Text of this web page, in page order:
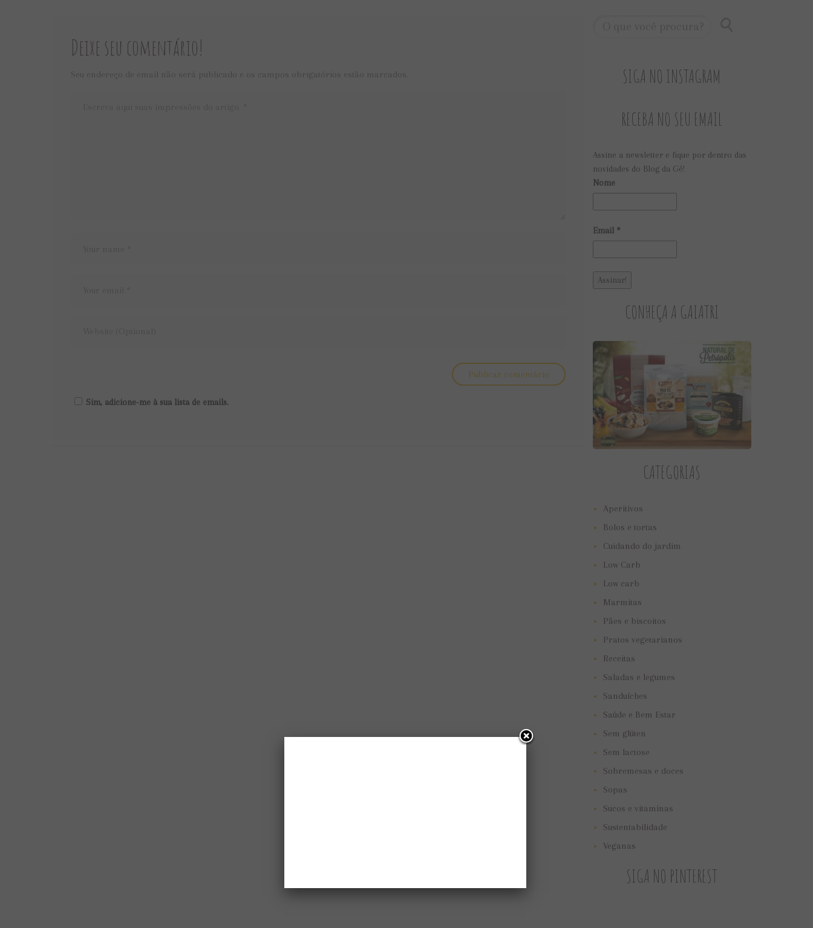
Deixe seu comentário!
Seu endereço de email não será publicado e os campos obrigatórios estão marcados.
Sim, adicione-me à sua lista de emails.
SIGA NO INSTAGRAM
RECEBA NO SEU EMAIL
Assine a newsletter e fique por dentro das
novidades do Blog da Gê!
Nome
Email *
CONHEÇA A GAIATRI
CATEGORIAS
Aperitivos
Bolos e tortas
Cuidando do jardim
Low Carb
Low carb
Marmitas
Pães e biscoitos
Pratos vegetarianos
Receitas
Saladas e legumes
Sanduíches
Saúde e Bem Estar
Sem glúten
Sem lactose
Sobremesas e doces
Sopas
Sucos e vitaminas
Sustentabilidade
Veganas
SIGA NO PINTEREST